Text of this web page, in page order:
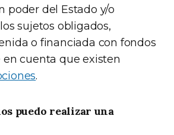
poder del Estado y/o
sujetos obligados,
o financiada con fondos
en cuenta que existen
.
puedo realizar una